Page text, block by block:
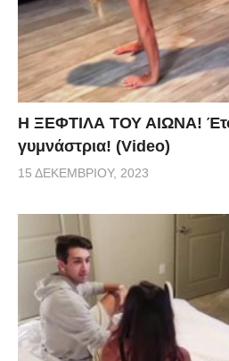
Η ΞΕΦΤΙΛΑ ΤΟΥ ΑΙΩΝΑ!
γυμνάστρια! (Video)
15 ΔΕΚΕΜΒΡΊΟΥ, 2023